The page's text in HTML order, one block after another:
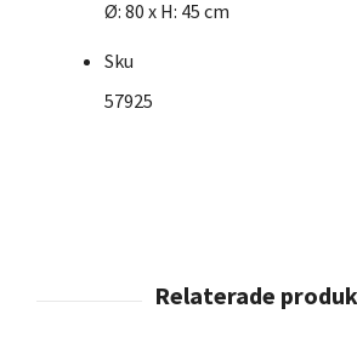
Ø: 80 x H: 45 cm
Sku
57925